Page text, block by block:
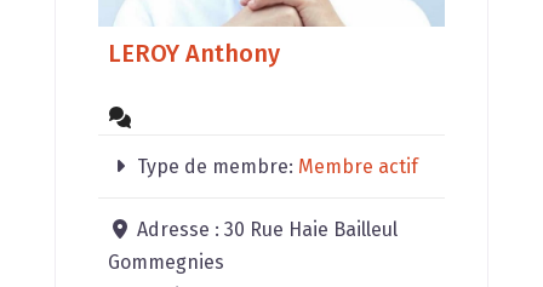
LEROY Anthony
Type de membre: Membre actif
Adresse :30 Rue Haie Bailleul
Gommegnies